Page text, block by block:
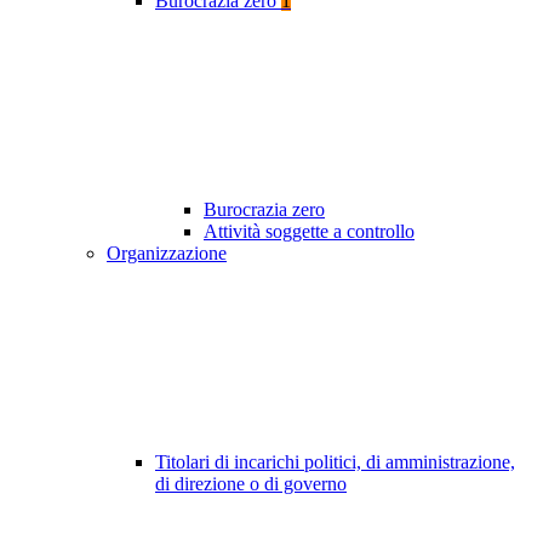
Burocrazia zero
Attività soggette a controllo
Organizzazione
Titolari di incarichi politici, di amministrazione,
di direzione o di governo